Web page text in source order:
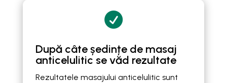

După câte ședințe de masaj
anticelulitic se văd rezultate
Rezultatele masajului anticelulitic sunt